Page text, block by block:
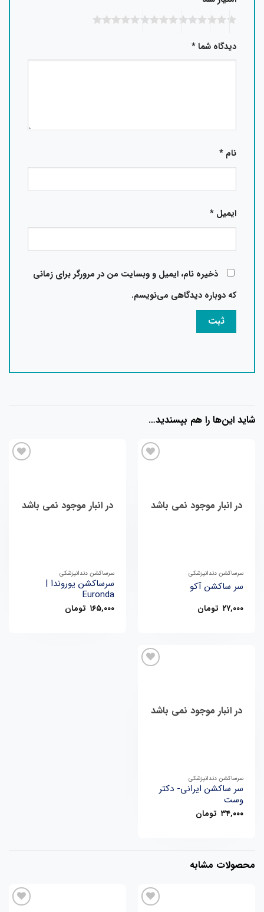
دیدگاه شما*
نام *
ایمیل *
ذخیره نام، ایمیل و وبسایت من در مرورگر برای زمانی
که دوباره دیدگاهی می‌نویسم.
شاید این‌ها را هم بپسندید…
در انبار موجود نمی باشد
سرساکشن دندانپزشکی
سر ساکشن آکو
۲۷,۰۰۰ تومان
در انبار موجود نمی باشد
سرساکشن دندانپزشکی
سرساکشن یوروندا |
Euronda
۱۶۵,۰۰۰ تومان
در انبار موجود نمی باشد
سرساکشن دندانپزشکی
سر ساکشن ایرانی- دکتر
وست
۳۴,۰۰۰ تومان
محصولات مشابه